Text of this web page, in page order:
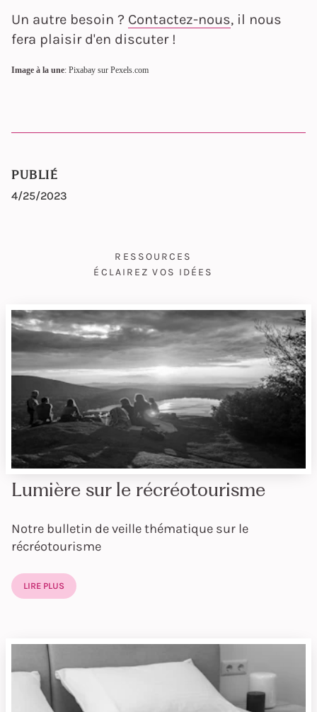
Un autre besoin ? Contactez-nous, il nous
fera plaisir d'en discuter !
Image à la une: Pixabay sur Pexels.com
PUBLIÉ
4/25/2023
RESSOURCES
ÉCLAIREZ VOS IDÉES
Lumière sur le récréotourisme
Notre bulletin de veille thématique sur le
récréotourisme
LIRE PLUS